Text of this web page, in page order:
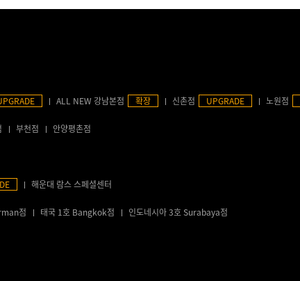
ALL NEW 강남본점 확장 신촌점 UPGRADE 노원점
부천점 안양평촌점
해운대 람스 스페셜센터
점 태국 1호 Bangkok점 인도네시아 3호 Surabaya점